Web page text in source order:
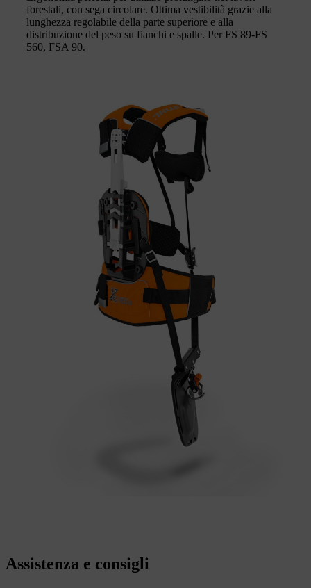
forestali, con sega circolare. Ottima vestibilità grazie alla
lunghezza regolabile della parte superiore e alla
distribuzione del peso su fianchi e spalle. Per FS 89-FS
560, FSA 90.
Assistenza e consigli